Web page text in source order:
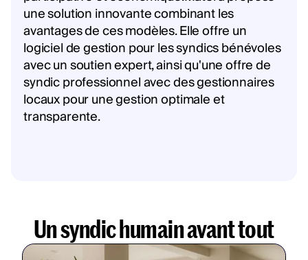
une solution innovante combinant les
avantages de ces modèles. Elle offre un
logiciel de gestion pour les syndics bénévoles
avec un soutien expert, ainsi qu'une offre de
syndic professionnel avec des gestionnaires
locaux pour une gestion optimale et
transparente.
Un syndic humain avant tout